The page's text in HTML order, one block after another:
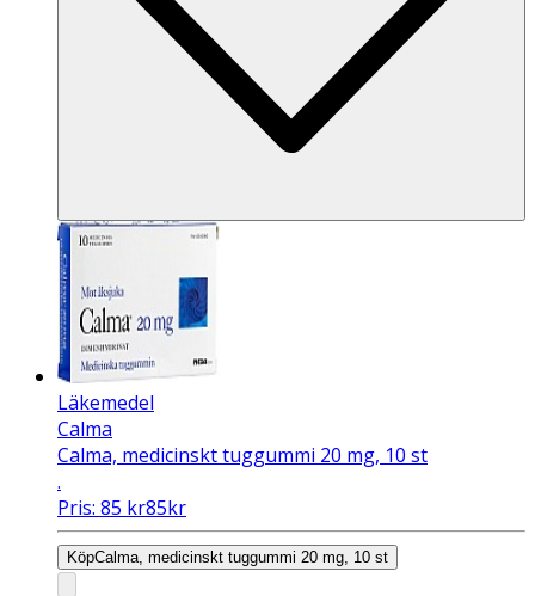
Läkemedel
Calma
Calma, medicinskt tuggummi 20 mg, 10 st
.
Pris: 85 kr85kr
KöpCalma, medicinskt tuggummi 20 mg, 10 st